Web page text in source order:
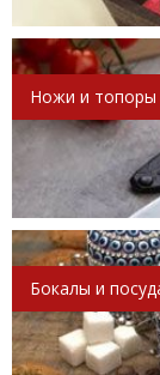
Ножи и топоры
Бокалы и